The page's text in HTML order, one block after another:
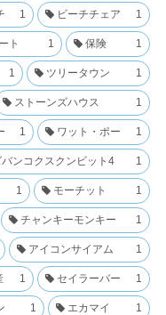
1 ビーチチェア 1
ト 1 保険 1
1 ツリータウン 1
ストーンズハウス 1
1 ワット・ポー 1
ンコクスクンビット4 1
1 モーチット 1
チャンキーモンキー 1
アイコンサイアム 1
1 セイラーバー 1
1 エカマイ 1